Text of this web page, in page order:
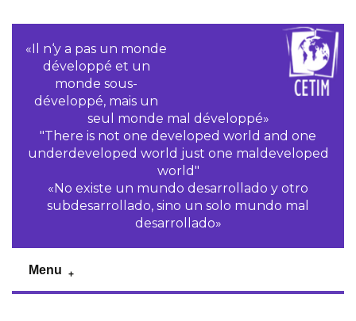
«Il n‘y a pas un monde
développé et un
monde sous-
développé, mais un
seul monde mal développé»
"There is not one developed world and one
underdeveloped world just one maldeveloped
world"
«No existe un mundo desarrollado y otro
subdesarrollado, sino un solo mundo mal
desarrollado»
Menu